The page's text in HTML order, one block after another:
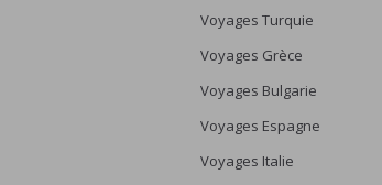
Voyages Turquie
Voyages Grèce
Voyages Bulgarie
Voyages Espagne
Voyages Italie